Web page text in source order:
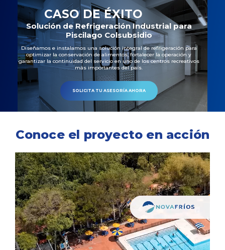
CASO DE ÉXITO
Solución de Refrigeración Industrial para
Piscilago Colsubsidio
Diseñamos e instalamos una solución integral de refrigeración para
optimizar la conservación de alimentos, fortalecer la operación y
garantizar la continuidad del servicio en uno de los centros recreativos
más importantes del país.
SOLICITA TU ASESORÍA AHORA
Conoce el proyecto en acción